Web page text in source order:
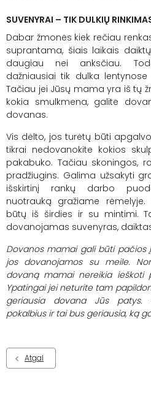
SUVENYRAI – TIK DULKIŲ
Dabar žmonės kiek rečiau
suprantama, šiais laikais
daugiau nei anksčiau.
dažniausiai tik dulka
Tačiau jei Jūsų mama yra iš tų
kokia smulkmena, galite
dovanas.
Vis dėlto, jos turėtų būti
tikrai nedovanokite kokios
pakabuko. Tačiau skoningos,
pradžiugins. Galima užsakyti
išskirtinį rankų darbo
nuotrauką gražiame
būtų iš širdies ir su mintimi.
dovanojamas suvenyras,
Dovanos mamaigali būti pačios
jos dovanojamos su meile.
dovaną mamai nereikia ieškoti
Ypatingai jei neturite tam
geriausia dovana Jūs patys.
pokalbius ir tai bus geriausia, ką
Atgal